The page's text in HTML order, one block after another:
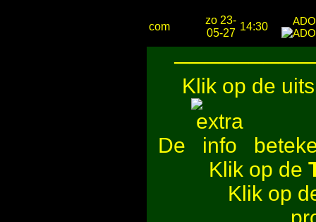
com
zo 23-
05-27
14:30
Klik op de
De
Klik op de
Klik op